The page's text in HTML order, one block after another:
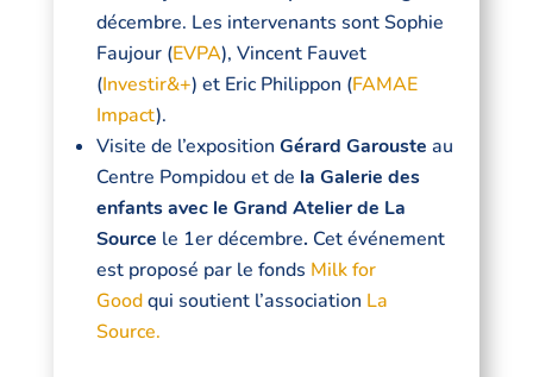
décembre. Les intervenants sont Sophie
Faujour (EVPA), Vincent Fauvet
(Investir&+) et Eric Philippon (FAMAE
Impact).
Visite de l’exposition Gérard Garouste au
Centre Pompidou et de la Galerie des
enfants avec le Grand Atelier de La
Source le 1er décembre. Cet événement
est proposé par le fonds Milk for
Goodqui soutient l’association La
Source.